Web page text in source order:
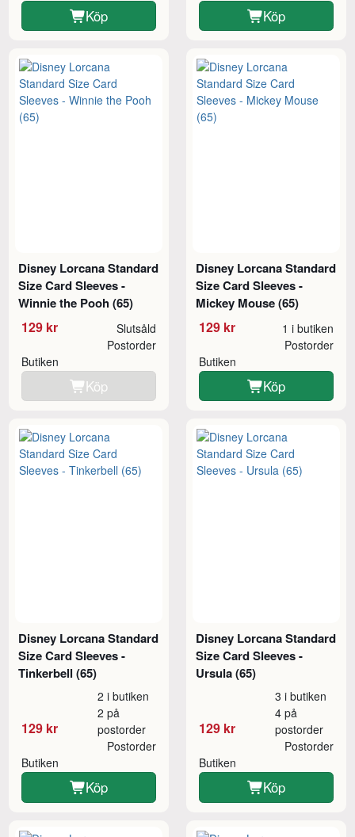
Köp Köp
Disney Lorcana Standard
Size Card Sleeves -
Winnie the Pooh (65)
129 kr Slutsåld
Butiken
Postorder
Köp
Disney Lorcana Standard
Size Card Sleeves -
Mickey Mouse (65)
129 kr 1 i butiken
Butiken
Postorder
Köp
Disney Lorcana Standard
Size Card Sleeves -
Tinkerbell (65)
129 kr
2 i butiken
2 på
postorder
Butiken
Postorder
Köp
Disney Lorcana Standard
Size Card Sleeves -
Ursula (65)
129 kr
3 i butiken
4 på
postorder
Butiken
Postorder
Köp